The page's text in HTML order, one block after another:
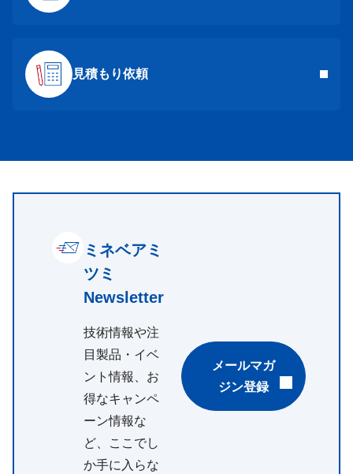
見積もり依頼
ミネベアミ
ツミ
Newsletter
技術情報や注
目製品・イベ
ント情報、お
得なキャンペ
ーン情報な
ど、ここでし
か手に入らな
メールマガ
ジン登録